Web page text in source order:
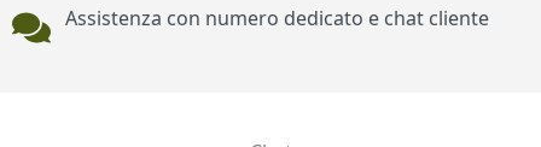
Assistenza con numero dedicato e chat cliente